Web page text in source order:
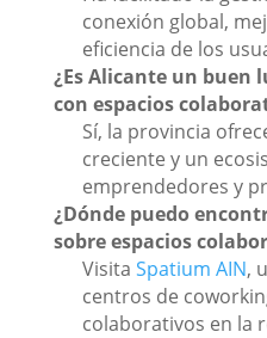
conexión global,
eficiencia de los
¿Es Alicante un buen
con espacios
Sí, la provincia
creciente y un
emprendedores y
¿Dónde puedo
sobre espacios
Visita Spatium AIN,
centros de
colaborativos en la